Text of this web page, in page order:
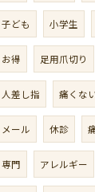
子ども 小学生
お得 足用爪切り
人差し指 痛くな
メール 休診
専門 アレルギー